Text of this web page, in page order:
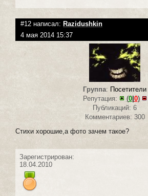
#12 написал: Razidushkin
4 мая 2014 15:37
Группа: Посетители
Репутация:
(0|0)
Публикаций: 6
Комментариев: 300
Стихи хорошие,а фото зачем такое?
Зарегистрирован:
18.04.2010